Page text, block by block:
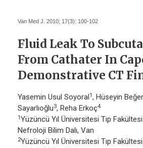
Van Med J. 2010; 17(3): 100-102
Fluid Leak To
From Cathater In
Demonstrative CT
Yasemin Usul Soyoral 1, Hüseyin
Sayarlıoğlu3, Reha Erkoç4
1Yüzüncü Yıl Üniversitesi Tıp Fakültesi
Nefroloji Bilim Dalı, Van
2Yüzüncü Yıl Üniversitesi Tıp Fakültesi